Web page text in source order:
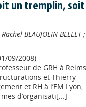
un tremplin, soit
Rachel BEAUJOLIN-BELLET;
09/2008)
de GRH à Reims
et Thierry
et RH à l’EM Lyon,
d’organisati[...]